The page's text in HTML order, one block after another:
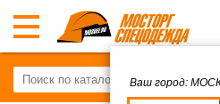
Ваш город: